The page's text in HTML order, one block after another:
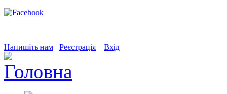
Напишіть нам Реєстрація Вхід